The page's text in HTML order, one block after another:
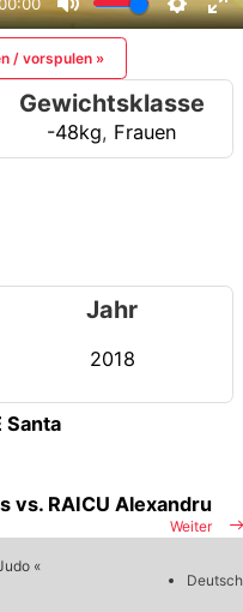
/ vorspulen »
Gewichtsklasse
-48kg, Frauen
Jahr
2018
Santa
Weiter
vs. RAICU Alexandru
«
Deutsch